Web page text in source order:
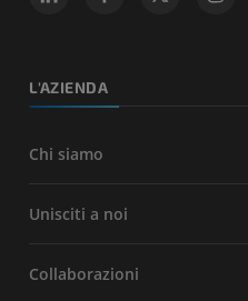
L'AZIENDA
Chi siamo
Unisciti a noi
Collaborazioni